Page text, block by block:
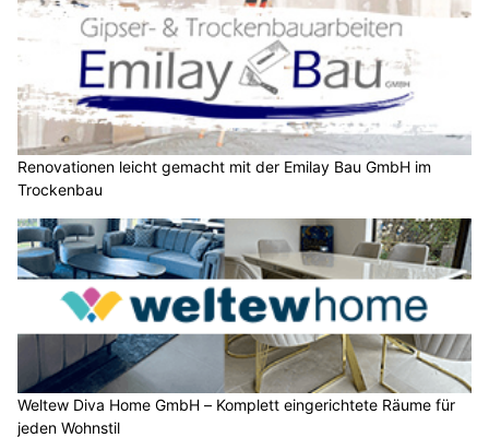
Renovationen leicht gemacht mit der Emilay Bau GmbH im
Trockenbau
Weltew Diva Home GmbH – Komplett eingerichtete Räume für
jeden Wohnstil